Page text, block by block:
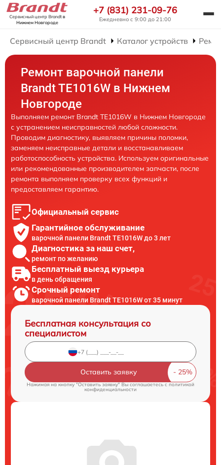
Сервисный центр Brandtв
Нижнем Новгороде
+7 (831) 231-09-76
Ежедневно с 9:00 до 21:00
Сервисный центр Brandt Каталог устройств
Ремонт варочной панели
Brandt TE1016W в Нижнем
Новгороде
Выполняем ремонт Brandt TE1016W в Нижнем Новгороде
с устранением неисправностей любой сложности.
Проводим диагностику, выявляем причины поломки,
заменяем неисправные детали и восстанавливаем
работоспособность устройства. Используем оригинальные
или рекомендованные производителем запчасти, после
ремонта выполняем проверку всех функций и
предоставляем гарантию.
Официальный сервис
Гарантийное обслуживание
варочной панели Brandt TE1016W до 3 лет
Диагностика за наш счет,
ремонт по желанию
Бесплатный выезд курьера
в день обращения
Срочный ремонт
варочной панели Brandt TE1016W от 35 минут
Бесплатная консультация со
специалистом
Оставить заявку
Нажимая на кнопку "Оставить заявку" Вы соглашаетесь c политикой
конфиденциальности